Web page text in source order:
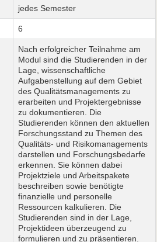
jedes Semester
6
Nach erfolgreicher Teilnahme am
Modul sind die Studierenden in der
Lage, wissenschaftliche
Aufgabenstellung auf dem Gebiet
des Qualitätsmanagements zu
erarbeiten und Projektergebnisse
zu dokumentieren. Die
Studierenden können den aktuellen
Forschungsstand zu Themen des
Qualitäts- und Risikomanagements
darstellen und Forschungsbedarfe
erkennen. Sie können dabei
Projektziele und Arbeitspakete
beschreiben sowie benötigte
finanzielle und personelle
Ressourcen kalkulieren. Die
Studierenden sind in der Lage,
Projektideen überzeugend zu
formulieren und zu präsentieren.